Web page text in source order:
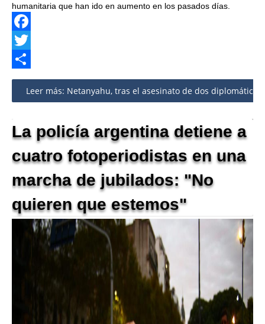
humanitaria que han ido en aumento en los pasados días.
Facebook
Twitter
Share
Leer más: Netanyahu, tras el asesinato de dos
La policía argentina detiene a
cuatro fotoperiodistas en una
marcha de jubilados: "No
quieren que estemos"